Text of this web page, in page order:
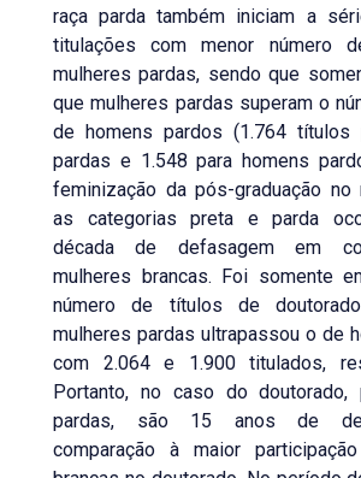
raça parda também iniciam a
titulações com menor número
mulheres pardas, sendo que
que mulheres pardas superam o
de homens pardos (1.764 títulos
pardas e 1.548 para homens
feminização da pós-graduação no
as categorias preta e parda
década de defasagem em
mulheres brancas. Foi somente
número de títulos de
mulheres pardas ultrapassou o de
com 2.064 e 1.900 titulados,
Portanto, no caso do doutorado,
pardas, são 15 anos de
comparação à maior